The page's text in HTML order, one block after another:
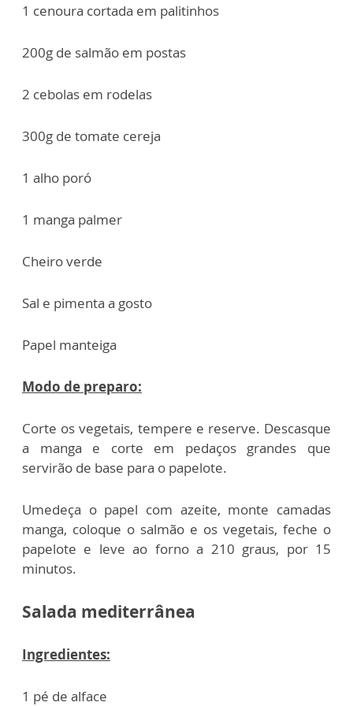
1 cenoura cortada em palitinhos
200g de salmão em postas
2 cebolas em rodelas
300g de tomate cereja
1 alho poró
1 manga palmer
Cheiro verde
Sal e pimenta a gosto
Papel manteiga
Modo de preparo:
Corte os vegetais, tempere e reserve. Descasque
a manga e corte em pedaços grandes que
servirão de base para o papelote.
Umedeça o papel com azeite, monte camadas
manga, coloque o salmão e os vegetais, feche o
papelote e leve ao forno a 210 graus, por 15
minutos.
Salada mediterrânea
Ingredientes:
1 pé de alface